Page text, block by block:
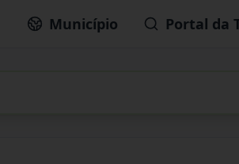
Município Portal da